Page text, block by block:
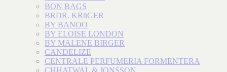
BON BAGS
BRDR. KRüGER
BY BANOO
BY ELOISE LONDON
BY MALENE BIRGER
CANDELIZE
CENTRALE PERFUMERIA FORMENTERA
CHHATWAL & JONSSON